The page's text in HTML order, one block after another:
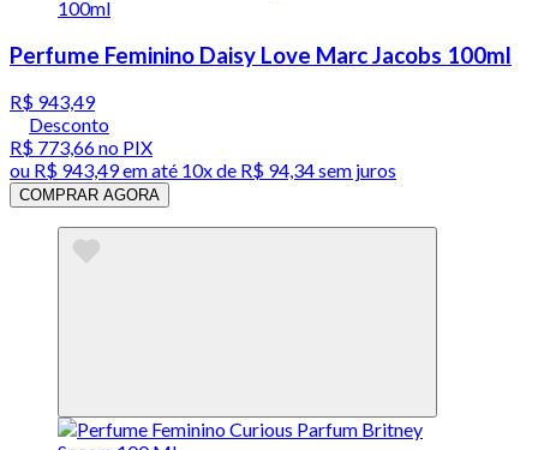
Perfume Feminino Daisy Love Marc Jacobs 100ml
R$ 943,49
Desconto
R$ 773,66no PIX
ou R$ 943,49em até 10x de R$ 94,34 sem juros
COMPRAR AGORA